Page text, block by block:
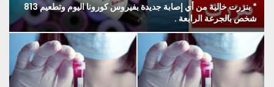
* بنزرت خالية من أي إصابة جديدة بفيروس كورونا اليوم وتطعيم 813
شخص بالجرعة الرابعة .